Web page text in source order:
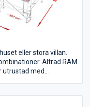
eller stora villan.
Altrad RAM
utrustad med